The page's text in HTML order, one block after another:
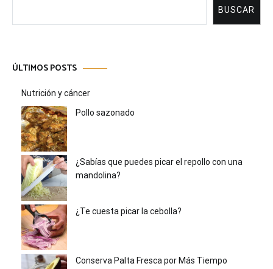
BUSCAR
ÚLTIMOS POSTS
Nutrición y cáncer
Pollo sazonado
¿Sabías que puedes picar el repollo con una
mandolina?
¿Te cuesta picar la cebolla?
Conserva Palta Fresca por Más Tiempo